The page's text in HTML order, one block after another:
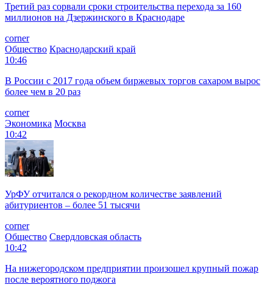
Третий раз сорвали сроки строительства перехода за 160
миллионов на Дзержинского в Краснодаре
corner
Общество Краснодарский край
10:46
В России с 2017 года объем биржевых торгов сахаром вырос
более чем в 20 раз
corner
Экономика Москва
10:42
УрФУ отчитался о рекордном количестве заявлений
абитуриентов – более 51 тысячи
corner
Общество Свердловская область
10:42
На нижегородском предприятии произошел крупный пожар
после вероятного поджога